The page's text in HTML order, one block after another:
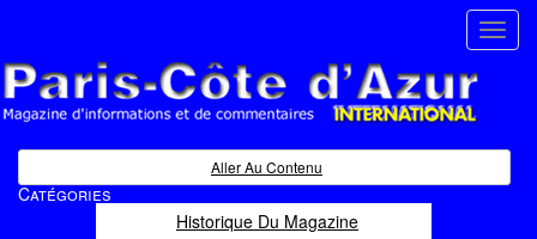
Magazine d'informations et de commentaires
Aller Au Contenu
Catégories
Historique Du Magazine